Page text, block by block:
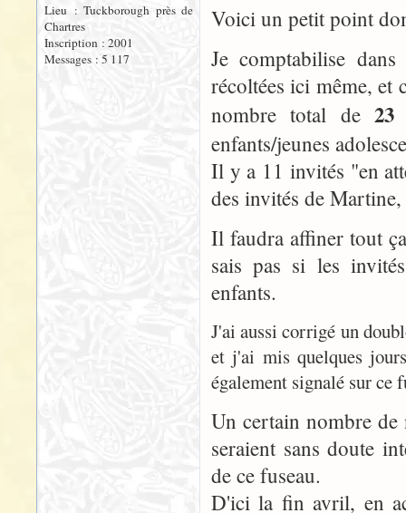
Lieu : Tuckborough près de
Chartres
Inscription : 2001
Messages : 5 117
Voici un petit point
Je comptabilise
récoltées ici même, et
nombre total de 23
enfants/jeunes
Il y a 11 invités "en
des invités de
Il faudra affiner tout
sais pas si les
enfants.
J'ai aussi corrigé un
et j'ai mis quelques
également signalé sur ce
Un certain nombre
seraient sans doute
de ce fuseau.
D'ici la fin avril, en